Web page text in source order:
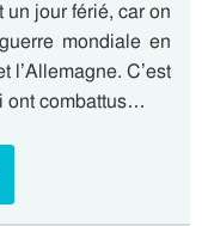
jour férié, car on
mondiale en
l’Allemagne. C’est
ont combattus…